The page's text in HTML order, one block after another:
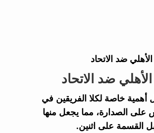
الأهلي ضد الاتحاد
ضد الاتحاد
أهمية خاصة لكلا الفريقين في
على الصدارة، مما يجعل منها
القسمة على اثنين.